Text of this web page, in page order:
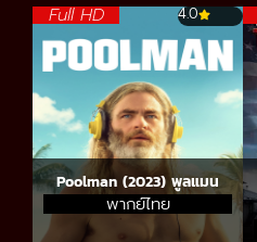
Full HD 4.0
Poolman (2023) พูลแมน
พากย์ไทย